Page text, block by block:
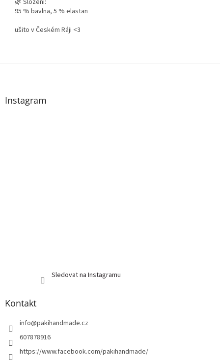
🌿 Složení:
95 % bavlna, 5 % elastan
ušito v Českém Ráji <3
Z
Instagram
Sledovat na Instagramu
Kontakt
info@pakihandmade.cz
607878916
https://www.facebook.com/pakihandmade/